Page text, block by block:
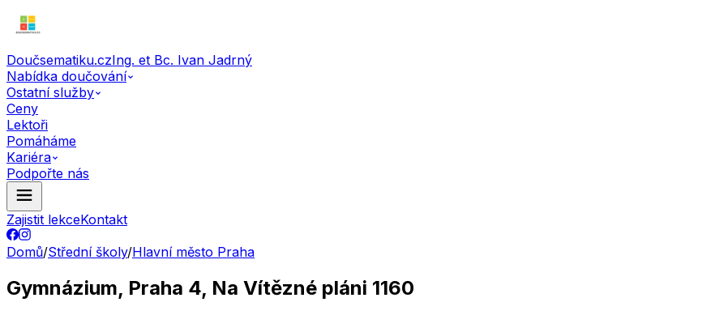
Doučsematiku.czIng. et Bc. Ivan Jadrný
Nabídka doučování
Ostatní služby
Ceny
Lektoři
Pomáháme
Kariéra
Podpořte nás
Zajistit lekceKontakt
Domů/Střední školy/Hlavní město Praha
Gymnázium, Praha 4, Na Vítězné pláni 1160